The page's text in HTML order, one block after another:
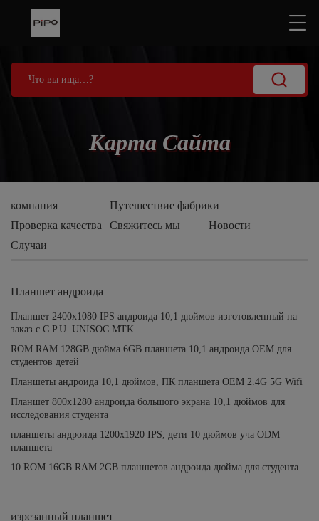
Карта Сайта
компания
Путешествие фабрики
Проверка качества
Свяжитесь мы
Новости
Случаи
Планшет андроида
Планшет 2400x1080 IPS андроида 10,1 дюймов изготовленный на
заказ с C.P.U. UNISOC MTK
ROM RAM 128GB дюйма 6GB планшета 10,1 андроида OEM для
студентов детей
Планшеты андроида 10,1 дюймов, ПК планшета OEM 2.4G 5G Wifi
Планшет 800x1280 андроида большого экрана 10,1 дюймов для
исследования студента
планшеты андроида 1200x1920 IPS, дети 10 дюймов уча ODM
планшета
10 ROM 16GB RAM 2GB планшетов андроида дюйма для студента
изрезанный планшет